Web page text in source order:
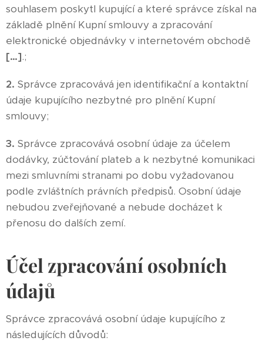
souhlasem poskytl kupující a které správce získal na
základě plnění Kupní smlouvy a zpracování
elektronické objednávky v internetovém obchodě
[…].;
2. Správce zpracovává jen identifikační a kontaktní
údaje kupujícího nezbytné pro plnění Kupní
smlouvy;
3. Správce zpracovává osobní údaje za účelem
dodávky, zúčtování plateb a k nezbytné komunikaci
mezi smluvními stranami po dobu vyžadovanou
podle zvláštních právních předpisů. Osobní údaje
nebudou zveřejňované a nebude docházet k
přenosu do dalších zemí.
Účel zpracování osobních
údajů
Správce zpracovává osobní údaje kupujícího z
následujících důvodů: